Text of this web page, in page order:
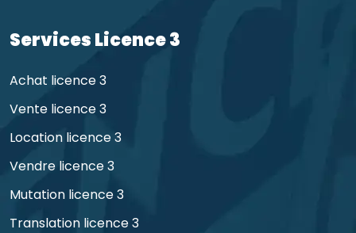
Services Licence 3
Achat licence 3
Vente licence 3
Location licence 3
Vendre licence 3
Mutation licence 3
Translation licence 3